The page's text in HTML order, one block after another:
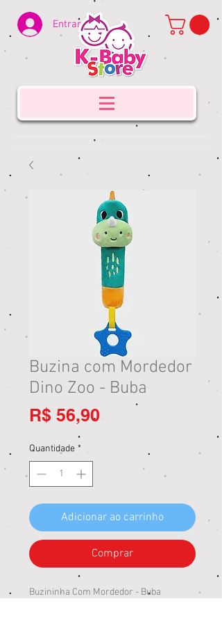
Entrar
Buzina com Mordedor
Dino Zoo - Buba
R$ 56,90
Quantidade *
Adicionar ao carrinho
Comprar
Buzininha Com Mordedor - Buba